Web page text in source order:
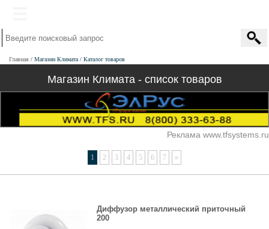
Главная Магазин Климата Каталог товаров
Магазин Климата - список товаров
Реклама www.tfsystems.ru
1 2 3 4 5 6 7 »
Диффузор металлический приточный
200